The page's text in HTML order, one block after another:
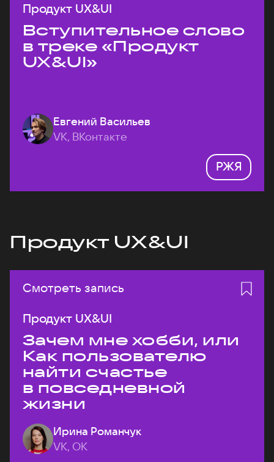
Продукт UX&UI
Вступительное слово
в треке «Продукт
UX&UI»
Евгений Васильев
VK, ВКонтакте
РЖЯ
Продукт UX&UI
Смотреть запись
Продукт UX&UI
Зачем мне хобби, или
Как пользователю
найти счастье
в повседневной
жизни
Ирина Романчук
VK, ОК